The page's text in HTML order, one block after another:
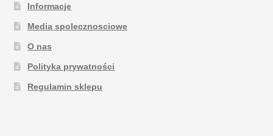
Informacje
Media spolecznosciowe
O nas
Polityka prywatności
Regulamin sklepu